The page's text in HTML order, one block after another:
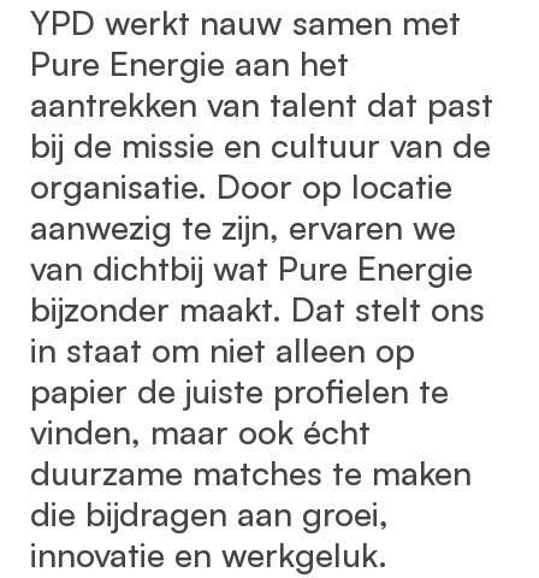
YPD werkt nauw samen met
Pure Energie aan het
aantrekken van talent dat past
bij de missie en cultuur van de
organisatie. Door op locatie
aanwezig te zijn, ervaren we
van dichtbij wat Pure Energie
bijzonder maakt. Dat stelt ons
in staat om niet alleen op
papier de juiste profielen te
vinden, maar ook écht
duurzame matches te maken
die bijdragen aan groei,
innovatie en werkgeluk.